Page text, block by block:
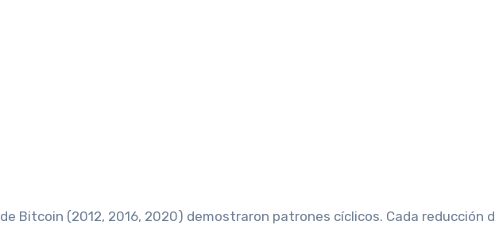
de Bitcoin (2012, 2016, 2020) demostraron patrones cíclicos. Cada reducción